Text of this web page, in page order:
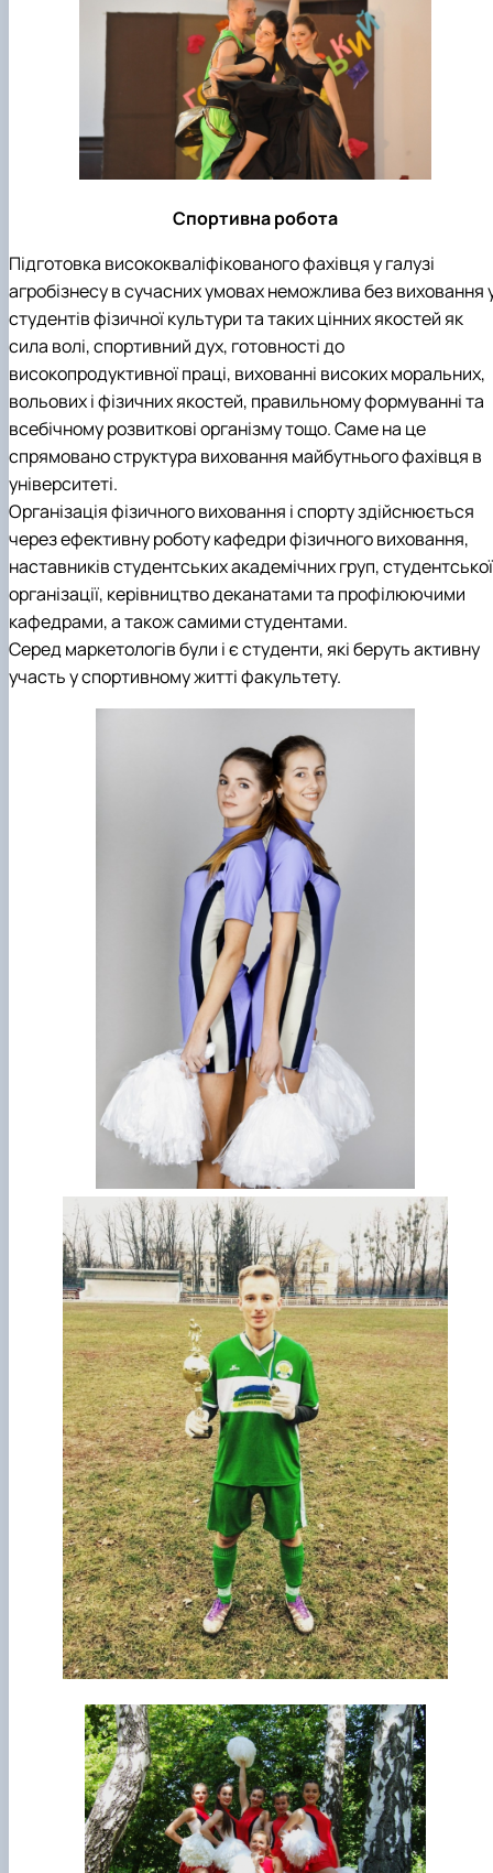
Спортивна робота
Підготовка висококваліфікованого фахівця у галузі
агробізнесу в сучасних умовах неможлива без виховання
студентів фізичної культури та таких цінних якостей як
сила волі, спортивний дух, готовності до
високопродуктивної праці, вихованні високих моральних,
вольових і фізичних якостей, правильному формуванні та
всебічному розвиткові організму тощо. Саме на це
спрямовано структура виховання майбутнього фахівця в
університеті.
Організація фізичного виховання і спорту здійснюється
через ефективну роботу кафедри фізичного виховання,
наставників студентських академічних груп, студентської
організації, керівництво деканатами та профілюючими
кафедрами, а також самими студентами.
Серед маркетологів були і є студенти, які беруть активну
участь у спортивному житті факультету.